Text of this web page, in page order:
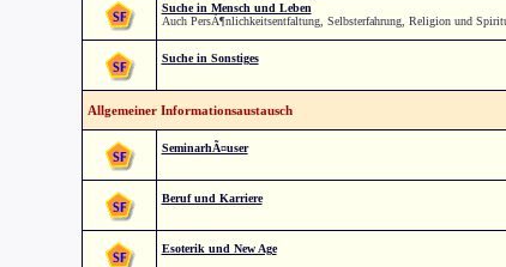
Suche in Mensch und Leben
Auch PersÃ¶nlichkeitsentfaltung, Selbsterfahrung, Religion und
Suche in Sonstiges
Allgemeiner Informationsaustausch
SeminarhÃ¤user
Beruf und Karriere
Esoterik und New Age